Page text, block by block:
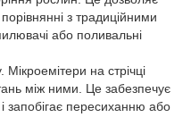
з традиційними
або поливальні
Мікроемітери на стрічці
між ними. Це забезпечує
запобігає пересиханню або